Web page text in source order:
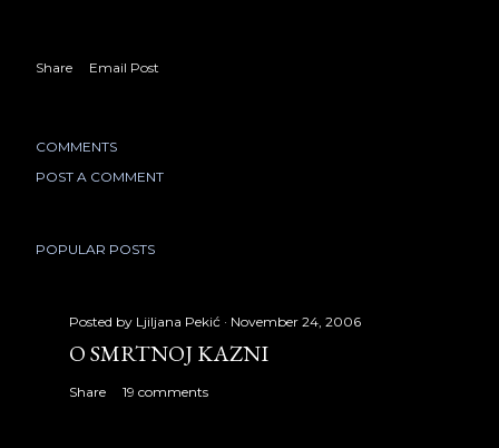
Share Email Post
COMMENTS
POST A COMMENT
POPULAR POSTS
Posted by Ljiljana Pekić November 24, 2006
O SMRTNOJ KAZNI
Share 19 comments